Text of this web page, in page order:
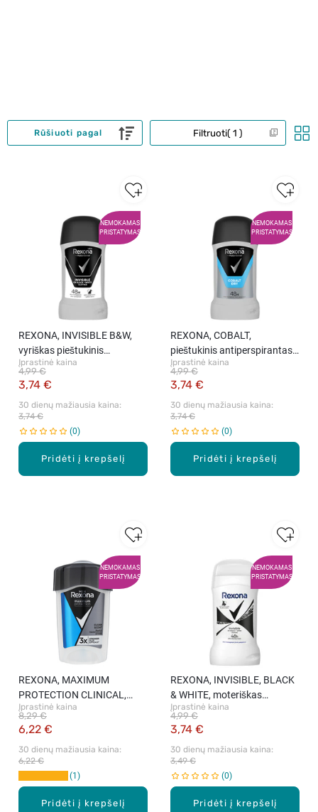
Filtruoti 1
Rūšiuoti pagal
NEMOKAMAS
PRISTATYMAS
Pridėti į krepšelį
REXONA, INVISIBLE B&W,
vyriškas pieštukinis
antiperspirantas , 50 ml
Įprastinė kaina
3,74 €
4,99 €
30 dienų mažiausia kaina:
3,74 €
0
NEMOKAMAS
PRISTATYMAS
Pridėti į krepšelį
REXONA, COBALT,
pieštukinis antiperspirantas
vyrams, 50 ml
Įprastinė kaina
3,74 €
4,99 €
30 dienų mažiausia kaina:
3,74 €
0
NEMOKAMAS
PRISTATYMAS
Pridėti į krepšelį
REXONA, MAXIMUM
PROTECTION CLINICAL,
tepamas vyriškas
antiperspirantas, 45 ml
Įprastinė kaina
6,22 €
8,29 €
30 dienų mažiausia kaina:
6,22 €
1
NEMOKAMAS
PRISTATYMAS
Pridėti į krepšelį
REXONA, INVISIBLE, BLACK
& WHITE, moteriškas
pieštukinis dezodoranta, 50
ml.
Įprastinė kaina
3,74 €
4,99 €
30 dienų mažiausia kaina:
3,49 €
0